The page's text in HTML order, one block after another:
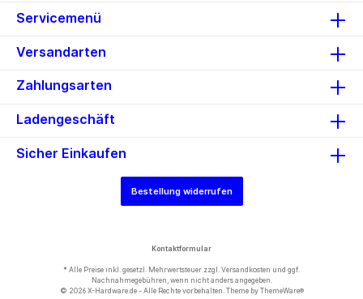
Servicemenü
Versandarten
Zahlungsarten
Ladengeschäft
Sicher Einkaufen
Bestellung widerrufen
Kontaktformular
* Alle Preise inkl. gesetzl. Mehrwertsteuer zzgl. Versandkosten und ggf.
Nachnahmegebühren, wenn nicht anders angegeben.
© 2026 X-Hardware.de - Alle Rechte vorbehalten. Theme byThemeWare®